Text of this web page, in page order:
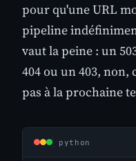
pour qu'une URL
pipeline
vaut la peine : un
404 ou un 403,
pas à la prochaine
python